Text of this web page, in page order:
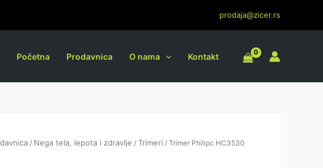
prodaja@zicer.rs
Početna Prodavnica O nama Kontakt
/ Nega tela, lepota i zdravlje / Trimeri / Trimer Philipc HC3530